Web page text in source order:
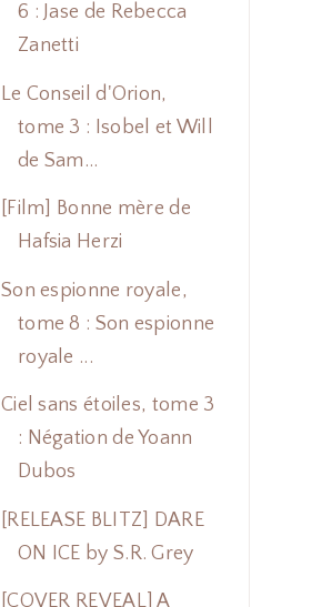
6 : Jase de Rebecca
Zanetti
Le Conseil d'Orion,
tome 3 : Isobel et Will
de Sam...
[Film] Bonne mère de
Hafsia Herzi
Son espionne royale,
tome 8 : Son espionne
royale ...
Ciel sans étoiles, tome 3
: Négation de Yoann
Dubos
[RELEASE BLITZ] DARE
ON ICE by S.R. Grey
[COVER REVEAL] A